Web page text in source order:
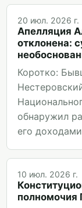
20 июл. 2026 г.
Апелляция
отклонена:
Коротко:
обнаружил
его
10 июл. 2026 г.
полномочия